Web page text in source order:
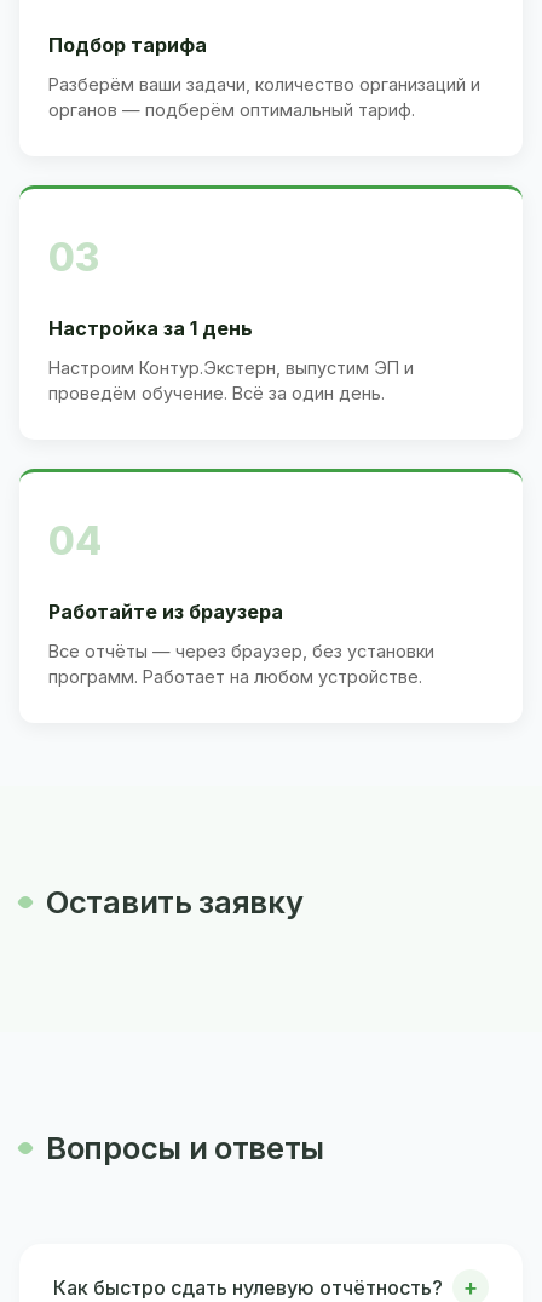
Подбор тарифа
Разберём ваши задачи, количество организаций и
органов — подберём оптимальный тариф.
03
Настройка за 1 день
Настроим Контур.Экстерн, выпустим ЭП и
проведём обучение. Всё за один день.
04
Работайте из браузера
Все отчёты — через браузер, без установки
программ. Работает на любом устройстве.
Оставить заявку
Вопросы и ответы
Как быстро сдать нулевую отчётность?